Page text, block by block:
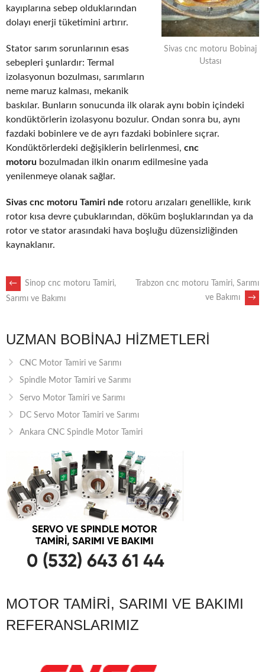
Sivas cnc motoru Bobinaj
Ustası
kayıplarına sebep olduklarından
dolayı enerji tüketimini artırır.
Stator sarım sorunlarının esas
sebepleri şunlardır: Termal
izolasyonun bozulması, sarımların
neme maruz kalması, mekanik
baskılar. Bunların sonucunda ilk olarak aynı bobin içindeki
kondüktörlerin izolasyonu bozulur. Ondan sonra bu, aynı
fazdaki bobinlere ve de ayrı fazdaki bobinlere sıçrar.
Kondüktörlerdeki değişiklerin belirlenmesi, cnc
motoru bozulmadan ilkin onarım edilmesine yada
yenilenmeye olanak sağlar.
Sivas cnc motoru Tamiri nde rotoru arızaları genellikle, kırık
rotor kısa devre çubuklarından, döküm boşluklarından ya da
rotor ve stator arasındaki hava boşluğu düzensizliğinden
kaynaklanır.
POST
←
Sinop cnc motoru Tamiri,
Sarımı ve Bakımı
Trabzon cnc motoru Tamiri, Sarımı
ve Bakımı
→
UZMAN BOBINAJ HIZMETLERI
CNC Motor Tamiri ve Sarımı
Spindle Motor Tamiri ve Sarımı
Servo Motor Tamiri ve Sarımı
DC Servo Motor Tamiri ve Sarımı
Ankara CNC Spindle Motor Tamiri
MOTOR TAMIRI, SARIMI VE BAKIMI
REFERANSLARIMIZ